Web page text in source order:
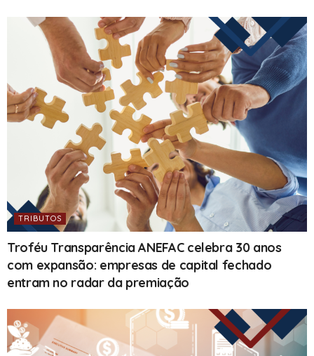
TRIBUTOS
Troféu Transparência ANEFAC celebra 30 anos
com expansão: empresas de capital fechado
entram no radar da premiação